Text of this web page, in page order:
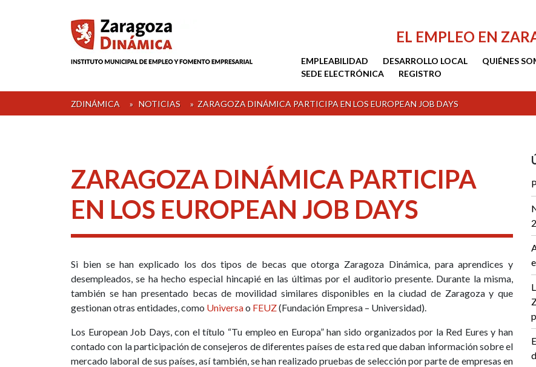
EL EMPLEO EN
EMPLEABILIDAD DESARROLLO LOCAL QUIÉNES
SEDE ELECTRÓNICA
REGISTRO
ZDINÁMICA » NOTICIAS » ZARAGOZA DINÁMICA PARTICIPA EN LOS EUROPEAN JOB DAYS
ZARAGOZA DINÁMICA PARTICIPA
EN LOS EUROPEAN JOB DAYS
Si bien se han explicado los dos tipos de becas que otorga Zaragoza Dinámica, para aprendices y
desempleados, se ha hecho especial hincapié en las últimas por el auditorio presente. Durante la misma,
también se han presentado becas de movilidad similares disponibles en la ciudad de Zaragoza y que
gestionan otras entidades, como Universao FEUZ(Fundación Empresa – Universidad).
Los European Job Days, con el título “Tu empleo en Europa” han sido organizados por la Red Eures y han
contado con la participación de consejeros de diferentes países de esta red que daban información sobre el
mercado laboral de sus países, así también, se han realizado pruebas de selección por parte de empresas en